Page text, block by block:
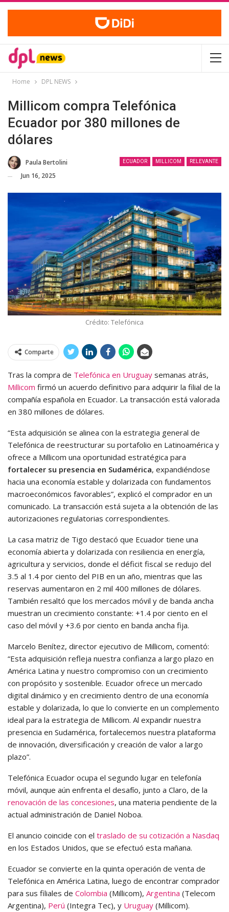
Home DPL NEWS
Millicom compra Telefónica
Ecuador por 380 millones de
dólares
ECUADOR MILLICOM RELEVANTE
Paula Bertolini
Jun 16, 2025
Crédito: Telefónica
Comparte
Tras la compra de Telefónica en Uruguay semanas atrás,
Millicom firmó un acuerdo definitivo para adquirir la filial de la
compañía española en Ecuador. La transacción está valorada
en 380 millones de dólares.
“Esta adquisición se alinea con la estrategia general de
Telefónica de reestructurar su portafolio en Latinoamérica y
ofrece a Millicom una oportunidad estratégica para
fortalecer su presencia en Sudamérica, expandiéndose
hacia una economía estable y dolarizada con fundamentos
macroeconómicos favorables”, explicó el comprador en un
comunicado. La transacción está sujeta a la obtención de las
autorizaciones regulatorias correspondientes.
La casa matriz de Tigo destacó que Ecuador tiene una
economía abierta y dolarizada con resiliencia en energía,
agricultura y servicios, donde el déficit fiscal se redujo del
3.5 al ​​1.4 por ciento del PIB en un año, mientras que las
reservas aumentaron en 2 mil 400 millones de dólares.
También resaltó que los mercados móvil y de banda ancha
muestran un crecimiento constante: +1.4 por ciento en el
caso del móvil y +3.6 por ciento en banda ancha fija.
Marcelo Benítez, director ejecutivo de Millicom, comentó:
“Esta adquisición refleja nuestra confianza a largo plazo en
América Latina y nuestro compromiso con un crecimiento
con propósito y sostenible. Ecuador ofrece un mercado
digital dinámico y en crecimiento dentro de una economía
estable y dolarizada, lo que lo convierte en un complemento
ideal para la estrategia de Millicom. Al expandir nuestra
presencia en Sudamérica, fortalecemos nuestra plataforma
de innovación, diversificación y creación de valor a largo
plazo”.
Telefónica Ecuador ocupa el segundo lugar en telefonía
móvil, aunque aún enfrenta el desafío, junto a Claro, de la
renovación de las concesiones, una materia pendiente de la
actual administración de Daniel Noboa.
El anuncio coincide con el traslado de su cotización a Nasdaq
en los Estados Unidos, que se efectuó esta mañana.
Ecuador se convierte en la quinta operación de venta de
Telefónica en América Latina, luego de encontrar comprador
para sus filiales de Colombia (Millicom), Argentina (Telecom
Argentina), Perú (Integra Tec), y Uruguay (Millicom).